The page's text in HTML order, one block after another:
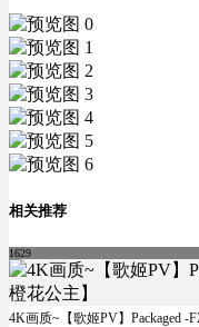
相关推荐
1629
4K画质~【歌姬PV】Packaged -